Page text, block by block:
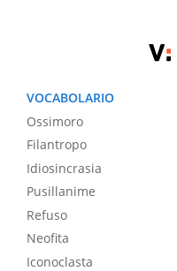
VOCABOLARIO
Ossimoro
Filantropo
Idiosincrasia
Pusillanime
Refuso
Neofita
Iconoclasta